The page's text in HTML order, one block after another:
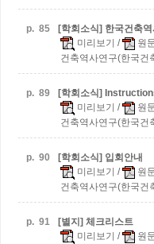
p. 85
[학회소식] 한국건축
미리보기 / 원
건축역사연구(한국건
p. 89
[학회소식]
미리보기 / 원
건축역사연구(한국건
p. 90
[학회소식] 입회안내
미리보기 / 원
건축역사연구(한국건
p. 91
[별지] 체크리스트
미리보기 / 원